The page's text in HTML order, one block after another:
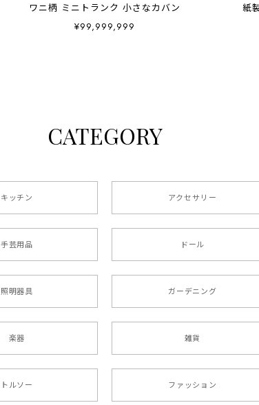
ワニ柄 ミニトランク 小さなカバン
¥99,999,999
紙
CATEGORY
キッチン アクセサリー
手芸用品 ドール
照明器具 ガーデニング
楽器 雑貨
トルソー ファッション